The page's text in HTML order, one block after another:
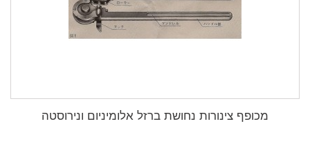
מכופף צינורות נחושת ברזל אלומיניום ונירוסטה